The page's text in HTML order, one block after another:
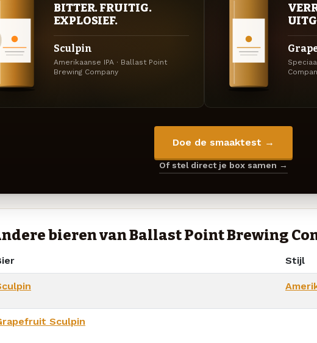
BITTER. FRUITIG.
EXPLOSIEF.
Sculpin
Amerikaanse IPA · Ballast Point
Brewing Company
Doe de smaaktest →
Of stel direct je box samen →
bieren van Ballast Point Brewing
Stijl
Sculpin